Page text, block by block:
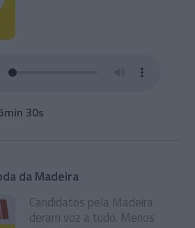
30s
da Madeira
Candidatos pela Madeira
deram voz a tudo. Menos